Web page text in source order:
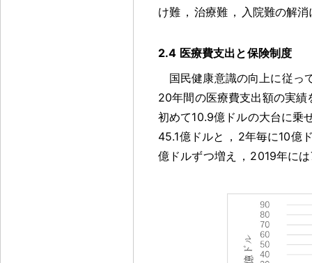
け難 ， 治療難 ， 入院難の解
2.4 医療費支出と保険制度
国民健康意識の向上に従っ
20年間の医療費支出額の実績
初めて10.9億ドルの大台に乗
45.1億ドルと ， 2年毎に10億
億ドルずつ増え
， 2019年に